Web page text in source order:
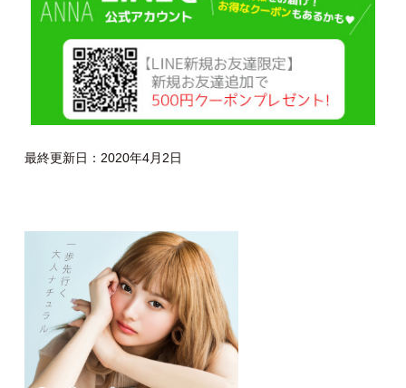
最終更新日：2020年4月2日